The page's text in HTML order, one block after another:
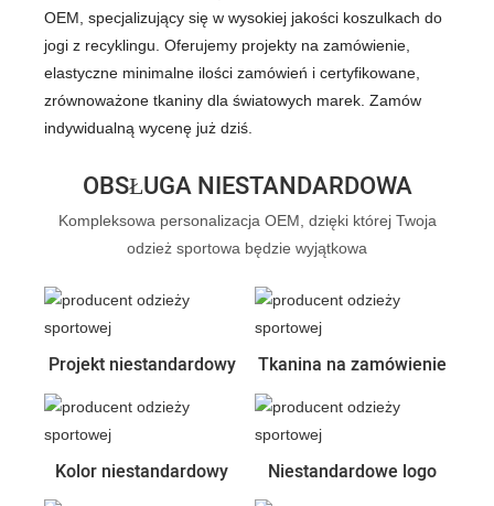
OEM, specjalizujący się w wysokiej jakości koszulkach do
jogi z recyklingu. Oferujemy projekty na zamówienie,
elastyczne minimalne ilości zamówień i certyfikowane,
zrównoważone tkaniny dla światowych marek. Zamów
indywidualną wycenę już dziś.
OBSŁUGA NIESTANDARDOWA
Kompleksowa personalizacja OEM, dzięki której Twoja
odzież sportowa będzie wyjątkowa
Projekt niestandardowy Tkanina na zamówienie
Kolor niestandardowy Niestandardowe logo